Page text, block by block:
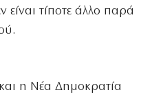
είναι τίποτε άλλο παρά
η Νέα Δημοκρατία